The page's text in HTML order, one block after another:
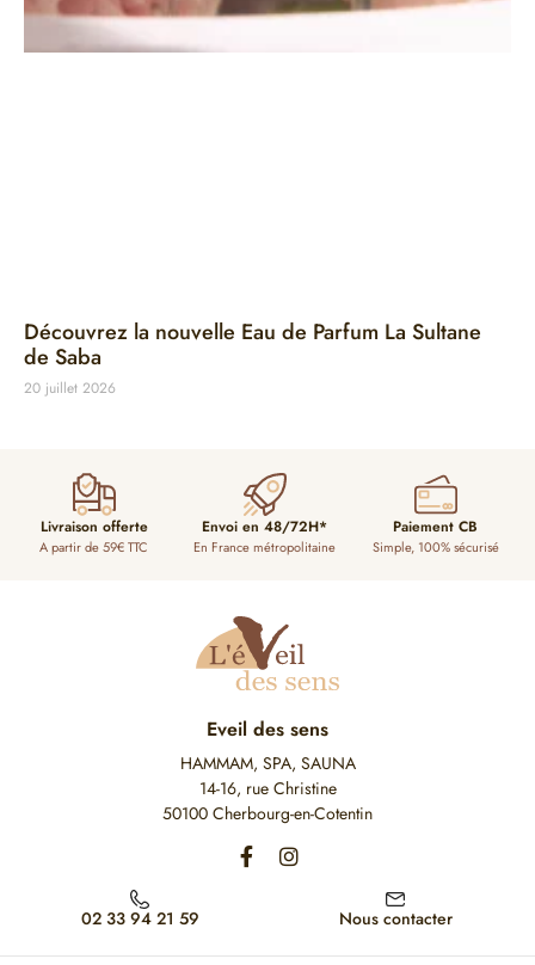
Découvrez la nouvelle Eau de Parfum La Sultane
de Saba
20 juillet 2026
Livraison offerte
A partir de 59€ TTC
Envoi en 48/72H*
En France métropolitaine
Paiement CB
Simple, 100% sécurisé
Eveil des sens
HAMMAM, SPA, SAUNA
14-16, rue Christine
50100 Cherbourg-en-Cotentin
02 33 94 21 59 Nous contacter